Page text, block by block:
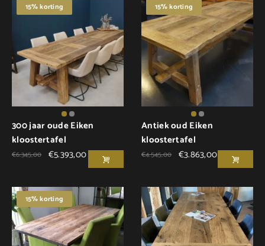
15% korting
300 jaar oude Eiken
kloostertafel
€6.345,00 €5.393,00
15% korting
Antiek oud Eiken
kloostertafel
€4.545,00 €3.863,00
15% korting